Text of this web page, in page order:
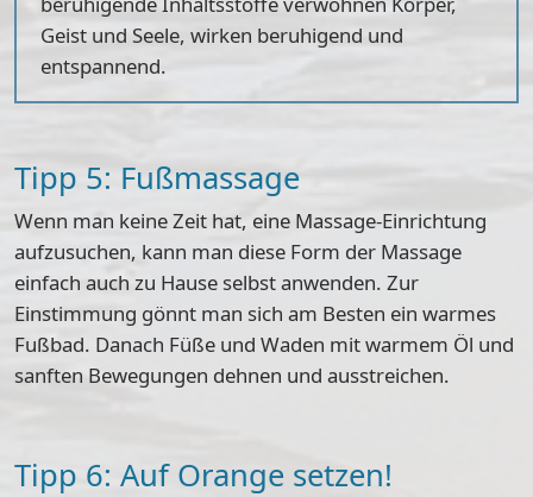
Geist und Seele, wirken beruhigend und
entspannend.
Tipp 5: Fußmassage
Wenn man keine Zeit hat, eine Massage-Einrichtung
aufzusuchen, kann man diese Form der Massage
einfach auch zu Hause selbst anwenden. Zur
Einstimmung gönnt man sich am Besten ein warmes
Fußbad. Danach Füße und Waden mit warmem Öl und
sanften Bewegungen dehnen und ausstreichen.
Tipp 6: Auf Orange setzen!